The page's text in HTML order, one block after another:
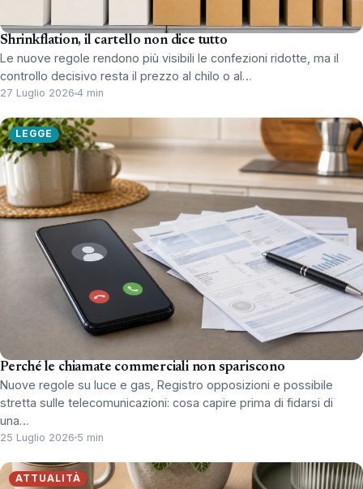
Shrinkflation, il cartello non dice tutto
Le nuove regole rendono più visibili le confezioni ridotte, ma il
controllo decisivo resta il prezzo al chilo o al…
27 Luglio 2026 4 min
LEGGE
Perché le chiamate commerciali non spariscono
Nuove regole su luce e gas, Registro opposizioni e possibile
stretta sulle telecomunicazioni: cosa capire prima di fidarsi di
una…
25 Luglio 2026 5 min
ATTUALITÀ